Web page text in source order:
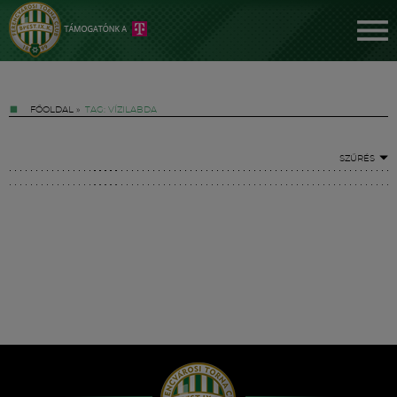
FŐOLDAL » TAG: VÍZILABDA
SZŰRÉS
Hírek